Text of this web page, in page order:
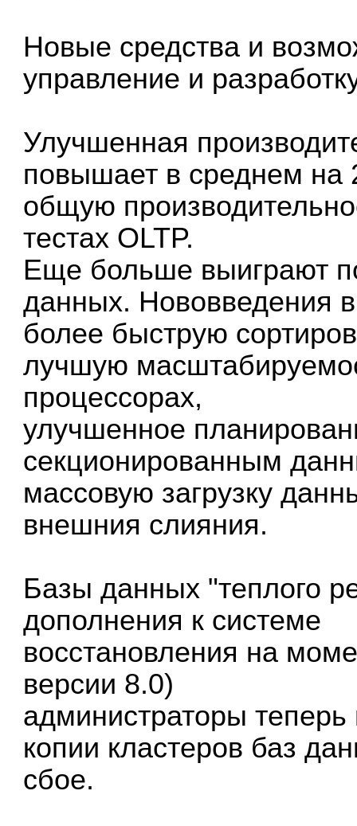
Новые средства и
управление и
Улучшенная
повышает в среднем на
общую
тестах OLTP.
Еще больше выиграют
данных. Нововведения
более быструю
лучшую
процессорах,
улучшенное
секционированным
массовую загрузку
внешния слияния.
Базы данных "теплого
дополнения к системе
восстановления на
версии 8.0)
администраторы теперь
копии кластеров баз
сбое.